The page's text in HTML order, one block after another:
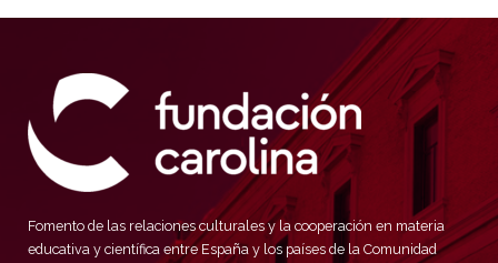
Fomento de las relaciones culturales y la cooperación en materia
educativa y científica entre España y los países de la Comunidad